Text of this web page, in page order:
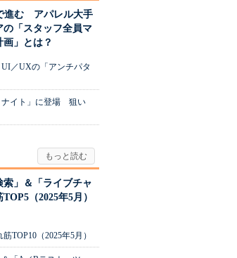
進む アパレル大手
の「スタッフ全員マ
画」とは？
UI／UXの「アンチパタ
ナイト」に登場 狙い
索」＆「ライブチャ
（2025年5月）
TOP10（2025年5月）